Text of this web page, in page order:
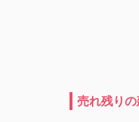
売れ残り